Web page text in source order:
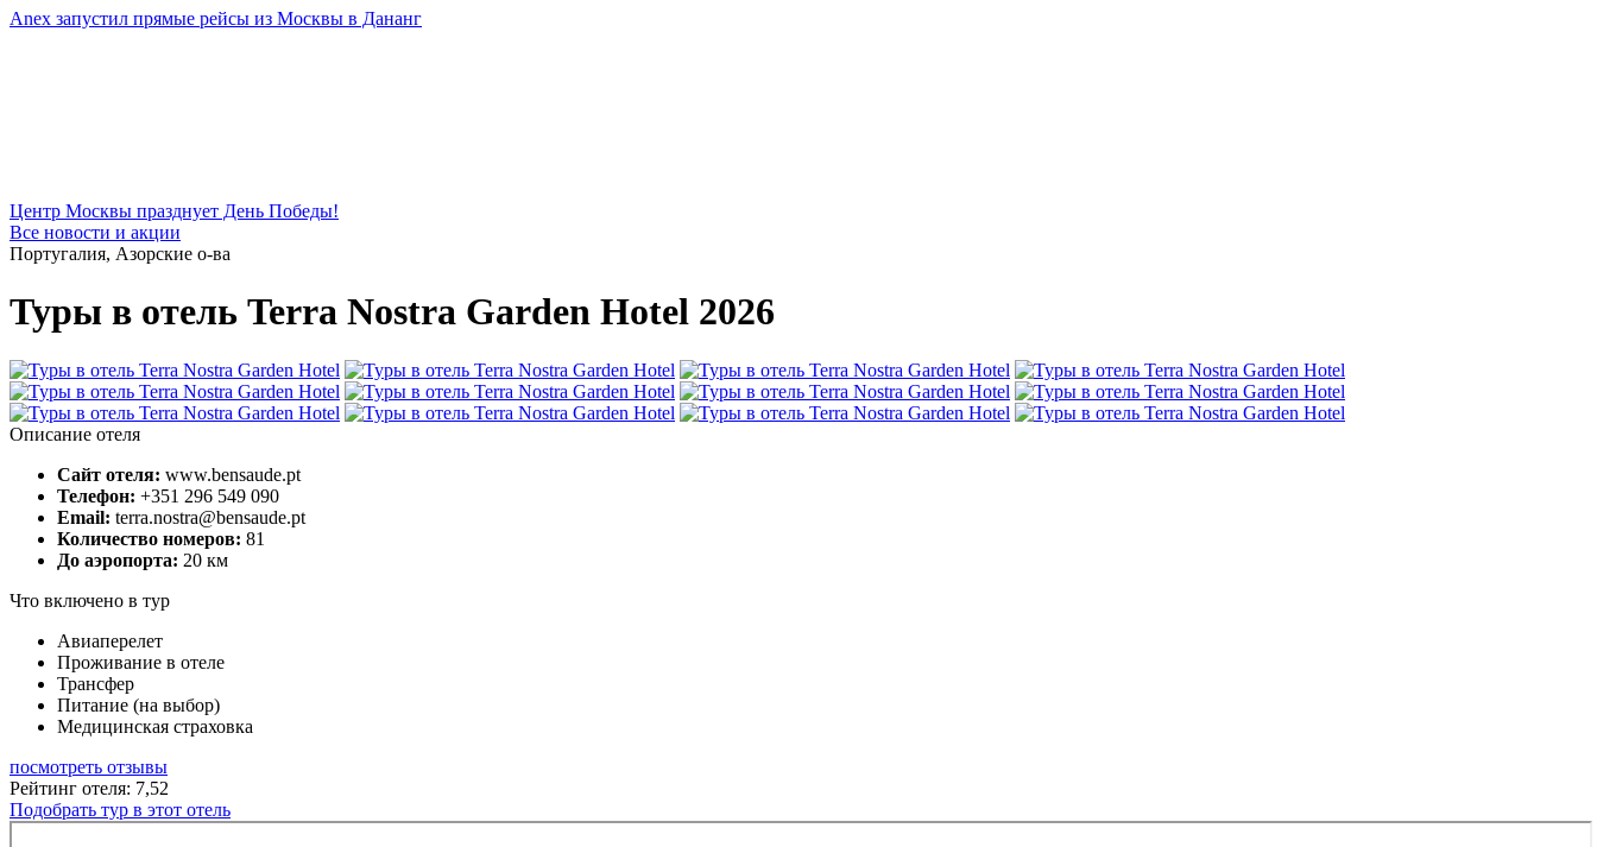
Anex запустил прямые рейсы из Москвы в Дананг
Центр Москвы празднует День Победы!
Все новости и акции
Португалия, Азорские о-ва
Туры в отель Terra Nostra Garden Hotel 2026
Описание отеля
Сайт отеля: www.bensaude.pt
Телефон: +351 296 549 090
Email: terra.nostra@bensaude.pt
Количество номеров: 81
До аэропорта: 20 км
Что включено в тур
Авиаперелет
Проживание в отеле
Трансфер
Питание (на выбор)
Медицинская страховка
посмотреть отзывы
Рейтинг отеля: 7,52
Подобрать тур в этот отель